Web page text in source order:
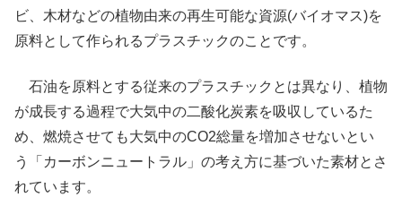
ビ、木材などの植物由来の再生可能な資源(バイオマス)を
原料として作られるプラスチックのことです。
石油を原料とする従来のプラスチックとは異なり、植物
が成長する過程で大気中の二酸化炭素を吸収しているた
め、燃焼させても大気中のCO2総量を増加させないとい
う「カーボンニュートラル」の考え方に基づいた素材とさ
れています。